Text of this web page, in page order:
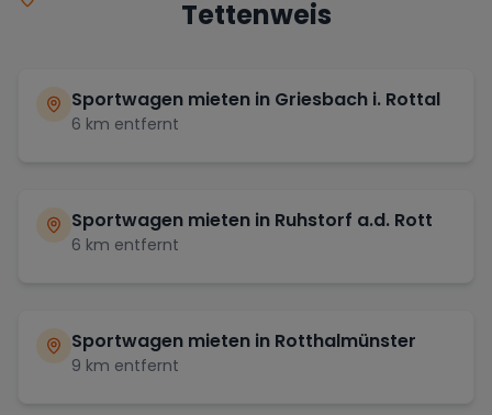
Tettenweis
Sportwagen mieten in Griesbach i. Rottal
6 km entfernt
Sportwagen mieten in Ruhstorf a.d. Rott
6 km entfernt
Sportwagen mieten in Rotthalmünster
9 km entfernt